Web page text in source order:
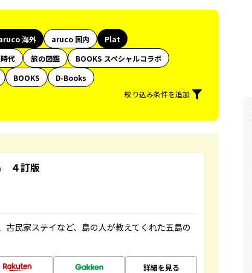
海外 aruco 国内
Plat
代 旅の図鑑
BOOKS スペシャルコラボ
BOOKS
D-Books
絞り込み条件を追加
４訂版
民家ステイなど、島の人が教えてくれた五島の
詳細を見る